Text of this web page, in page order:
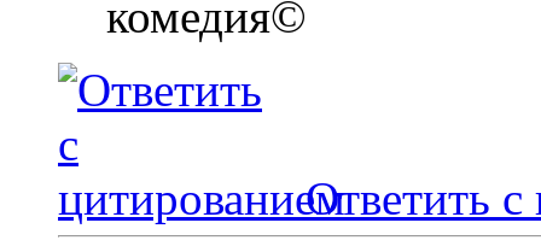
комедия©
Ответить с